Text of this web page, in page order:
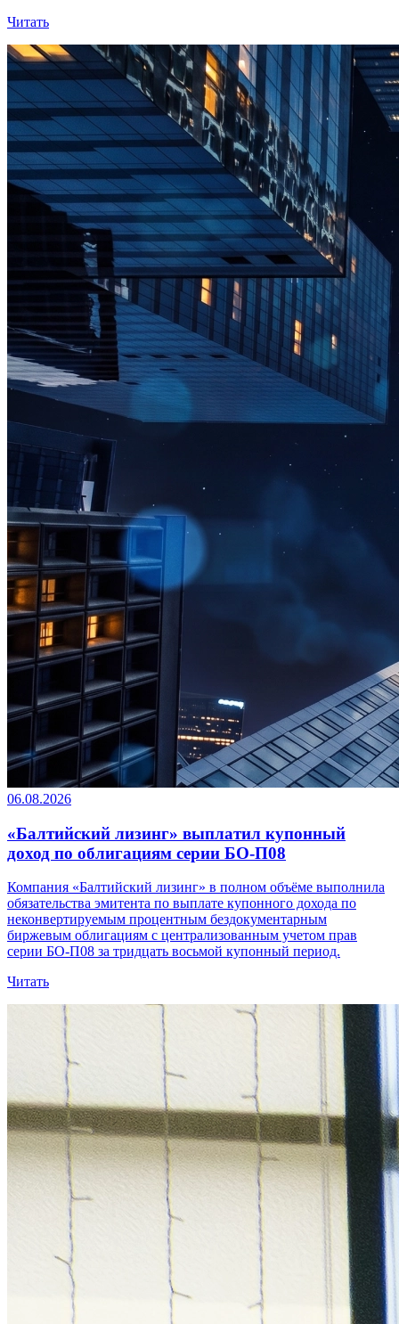
Читать
06.08.2026
«Балтийский лизинг» выплатил купонный
доход по облигациям серии БО-П08
Компания «Балтийский лизинг» в полном объёме выполнила
обязательства эмитента по выплате купонного дохода по
неконвертируемым процентным бездокументарным
биржевым облигациям с централизованным учетом прав
серии БО-П08 за тридцать восьмой купонный период.
Читать